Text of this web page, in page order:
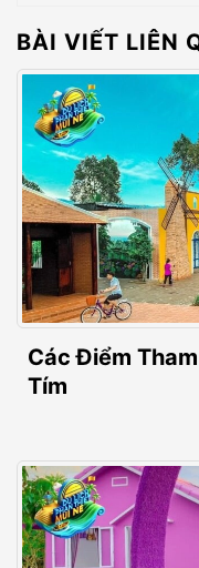
BÀI VIẾT LIÊN
Các Điểm
Tím